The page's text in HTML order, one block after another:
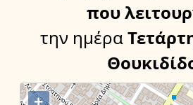
που
την ημέρα